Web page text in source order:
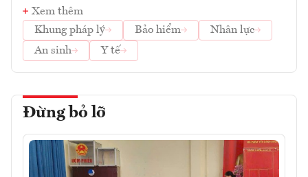
Xem thêm
Khung pháp lý
Bảo hiểm
Nhân lực
An sinh
Y tế
Đừng bỏ lỡ